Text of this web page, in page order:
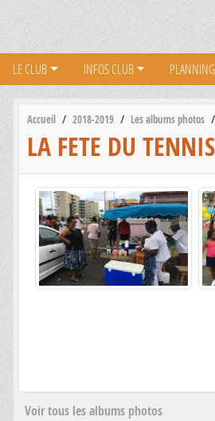
LE CLUB INFOS CLUB
Accueil 2018-2019 Les albums photos
LA FETE DU
Voir tous les albums photos